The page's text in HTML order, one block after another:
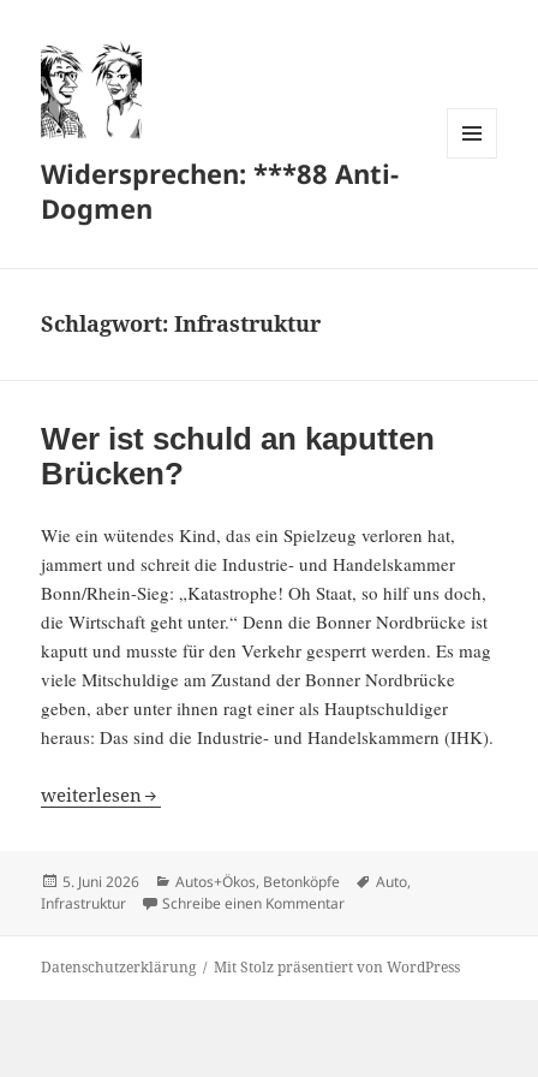
Widersprechen: ***88 Anti-
Dogmen
Schlagwort:Infrastruktur
Wer ist schuld an kaputten
Brücken?
Wie ein wütendes Kind, das ein Spiel­zeug verloren hat,
jammert und schreit die Indus­trie- und Handels­kammer
Bonn/Rhein-Sieg: „Katastrophe! Oh Staat, so hilf uns doch,
die Wirtschaft geht unter.“ Denn die Bonner Nordbrücke ist
kaputt und musste für den Verkehr gesperrt werden. Es mag
viele Mitschul­dige am Zustand der Bonner Nordbrücke
geben, aber unter ihnen ragt einer als Haupt­schul­diger
heraus: Das sind die Indus­trie- und Handels­kam­mern (IHK).
Wer ist schuld an kaputten Brücken?
weiter­lesen
Veröffentlicht
am
5. Juni 2026 Kategorien
Autos+Ökos, Betonköpfe Schlagwörter
Auto,
Infrastruktur
Schreibe einen Kommentarzu Wer ist schuld an
Datenschutzerklärung Mit Stolz präsentiert von WordPress